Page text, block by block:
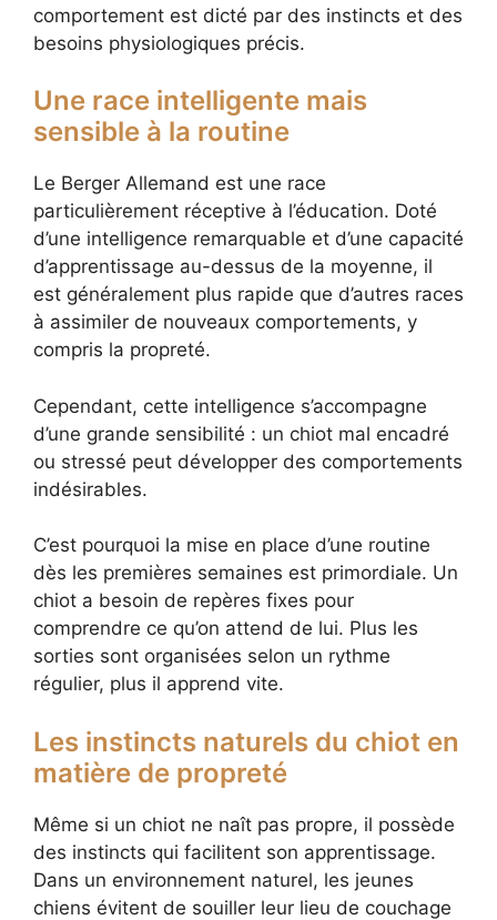
comportement est dicté par des instincts et des
besoins physiologiques précis.
Une race intelligente mais
sensible à la routine
Le Berger Allemand est une race
particulièrement réceptive à l’éducation. Doté
d’une intelligence remarquable et d’une capacité
d’apprentissage au-dessus de la moyenne, il
est généralement plus rapide que d’autres races
à assimiler de nouveaux comportements, y
compris la propreté.
Cependant, cette intelligence s’accompagne
d’une grande sensibilité : un chiot mal encadré
ou stressé peut développer des comportements
indésirables.
C’est pourquoi la mise en place d’une routine
dès les premières semaines est primordiale. Un
chiot a besoin de repères fixes pour
comprendre ce qu’on attend de lui. Plus les
sorties sont organisées selon un rythme
régulier, plus il apprend vite.
Les instincts naturels du chiot en
matière de propreté
Même si un chiot ne naît pas propre, il possède
des instincts qui facilitent son apprentissage.
Dans un environnement naturel, les jeunes
chiens évitent de souiller leur lieu de couchage